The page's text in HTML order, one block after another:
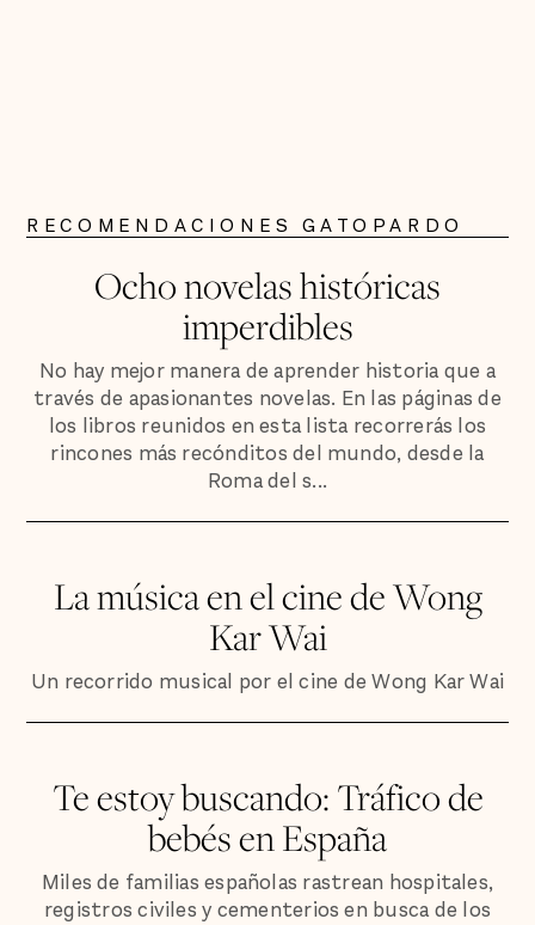
RECOMENDACIONES GATOPARDO
Ocho novelas históricas
imperdibles
No hay mejor manera de aprender historia que a
través de apasionantes novelas. En las páginas de
los libros reunidos en esta lista recorrerás los
rincones más recónditos del mundo, desde la
Roma del s...
La música en el cine de Wong
Kar Wai
Un recorrido musical por el cine de Wong Kar Wai
Te estoy buscando: Tráfico de
bebés en España
Miles de familias españolas rastrean hospitales,
registros civiles y cementerios en busca de los